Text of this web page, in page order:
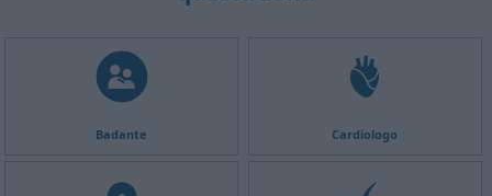
Badante Cardiologo